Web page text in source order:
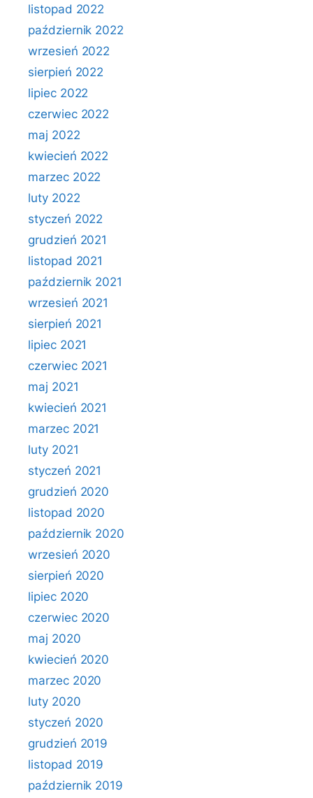
listopad 2022
październik 2022
wrzesień 2022
sierpień 2022
lipiec 2022
czerwiec 2022
maj 2022
kwiecień 2022
marzec 2022
luty 2022
styczeń 2022
grudzień 2021
listopad 2021
październik 2021
wrzesień 2021
sierpień 2021
lipiec 2021
czerwiec 2021
maj 2021
kwiecień 2021
marzec 2021
luty 2021
styczeń 2021
grudzień 2020
listopad 2020
październik 2020
wrzesień 2020
sierpień 2020
lipiec 2020
czerwiec 2020
maj 2020
kwiecień 2020
marzec 2020
luty 2020
styczeń 2020
grudzień 2019
listopad 2019
październik 2019